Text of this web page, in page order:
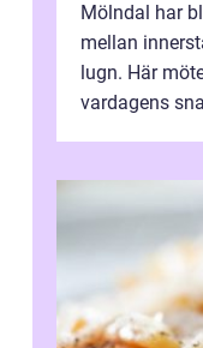
Mölndal har
mellan
lugn. Här
vardagens